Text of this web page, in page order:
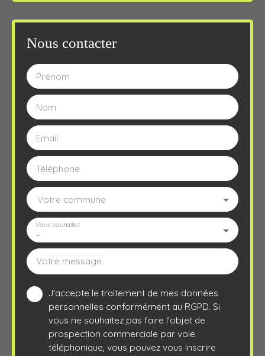
Nous contacter
Prénom
Nom
Email
Téléphone
Votre commune
-
Vous souhaitez
Votre message
J'accepte le traitement de mes données
personnelles conformément au RGPD. Si
vous ne souhaitez pas faire l'objet de
prospection commerciale par voie
téléphonique, vous pouvez vous inscrire